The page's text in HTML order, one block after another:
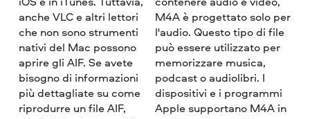
anche VLC e altri lettori
che non sono strumenti
nativi del Mac possono
aprire gli AIF. Se avete
bisogno di informazioni
più dettagliate su come
riprodurre un file AIF,
M4A è progettato solo per
l'audio. Questo tipo di file
può essere utilizzato per
memorizzare musica,
podcast o audiolibri. I
dispositivi e i programmi
Apple supportano M4A in